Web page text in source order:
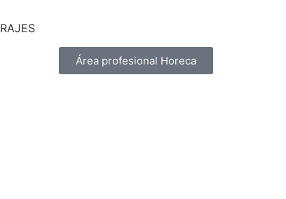
Área profesional Horeca